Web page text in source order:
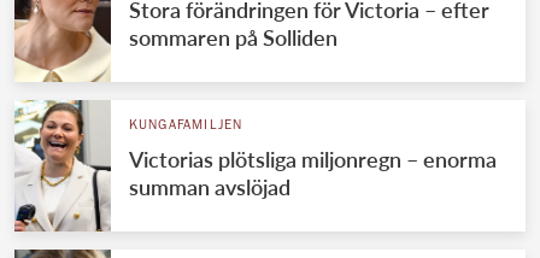
Stora förändringen för Victoria – efter
sommaren på Solliden
KUNGAFAMILJEN
Victorias plötsliga miljonregn – enorma
summan avslöjad